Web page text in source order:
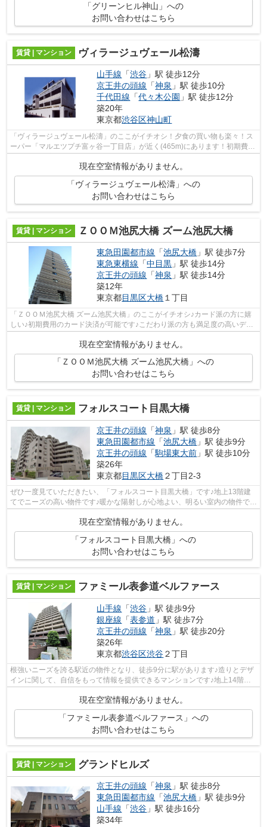
「グリーンヒル神山」への
お問い合わせはこちら
賃貸 | マンション ヴィラージュヴェール松濤
山手線 「渋谷 」駅 徒歩12分
京王井の頭線 「神泉 」駅 徒歩10分
千代田線 「代々木公園 」駅 徒歩12分
築20年
東京都渋谷区神山町
「ヴィラージュヴェール松濤」のここがイチオシ！夕食の買い物も楽々！ス
ーパー「マルエツプチ富ヶ谷一丁目店」が近く(465m)にあります！初期費用
のカード決済で、入居時の負担が減り...
現在空室情報がありません。
「ヴィラージュヴェール松濤」への
お問い合わせはこちら
賃貸 | マンション ＺＯＯＭ池尻大橋 ズーム池尻大橋
東急田園都市線 「池尻大橋 」駅 徒歩7分
東急東横線 「中目黒 」駅 徒歩14分
京王井の頭線 「神泉 」駅 徒歩14分
築12年
東京都目黒区大橋 １丁目
「ＺＯＯＭ池尻大橋 ズーム池尻大橋」のここがイチオシ♪カード派の方に嬉
しい♪初期費用のカード決済が可能です♪こだわり派の方も満足度の高いデザ
イナーズ物件です♪駅から徒歩7分の物...
現在空室情報がありません。
「ＺＯＯＭ池尻大橋 ズーム池尻大橋」への
お問い合わせはこちら
賃貸 | マンション フォルスコート目黒大橋
京王井の頭線 「神泉 」駅 徒歩8分
東急田園都市線 「池尻大橋 」駅 徒歩9分
京王井の頭線 「駒場東大前 」駅 徒歩10分
築26年
東京都目黒区大橋２丁目2-3
ぜひ一度見ていただきたい、「フォルスコート目黒大橋」です♪地上13階建
てでニーズの高い物件です♪暖かな陽射しが心地よい、明るい室内の物件です
現在空室情報がありません。
「フォルスコート目黒大橋」への
お問い合わせはこちら
賃貸 | マンション ファミール表参道ベルファース
山手線 「渋谷 」駅 徒歩9分
銀座線 「表参道 」駅 徒歩7分
京王井の頭線 「神泉 」駅 徒歩20分
築26年
東京都渋谷区渋谷２丁目
根強いニーズを誇る駅近の物件となり、徒歩9分に駅があります♪造りとデザ
インに関して、自信をもって情報を提供できるマンションです♪地上14階建
現在空室情報がありません。
「ファミール表参道ベルファース」への
お問い合わせはこちら
賃貸 | マンション グランドヒルズ
京王井の頭線 「神泉 」駅 徒歩8分
東急田園都市線 「池尻大橋 」駅 徒歩9分
山手線 「渋谷 」駅 徒歩16分
築34年